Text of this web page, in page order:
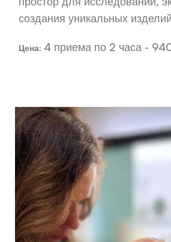
создания уникальных
Цена: 4 приема по 2 часа -